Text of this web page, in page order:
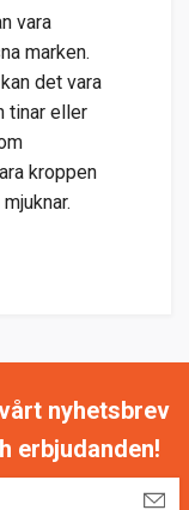
vara
marken.
det vara
tinar eller
kroppen
nyhetsbrev
erbjudanden!